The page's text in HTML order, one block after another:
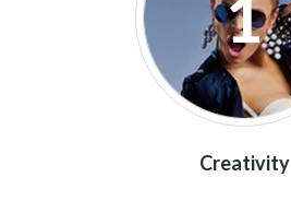
1
Creativity